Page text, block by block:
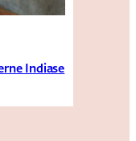
Indiase